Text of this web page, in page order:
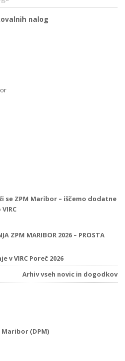
nalog
se ZPM Maribor – iščemo dodatne
ZPM MARIBOR 2026 – PROSTA
v VIRC Poreč 2026
Arhiv vseh novic in dogodkov
(DPM)